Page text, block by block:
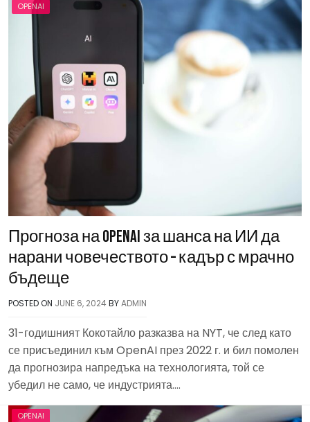
OPENAI
Прогноза на OpenAI за шанса на ИИ да
нарани човечеството – кадър с мрачно
бъдеще
POSTED ON JUNE 6, 2024BYADMIN
31-годишният Кокотайло разказва на NYT, че след като
се присъединил към OpenAI през 2022 г. и бил помолен
да прогнозира напредъка на технологията, той се
убедил не само, че индустрията….
OPENAI